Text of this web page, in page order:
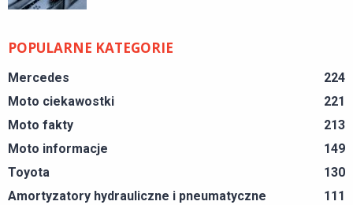
POPULARNE KATEGORIE
Mercedes
224
Moto ciekawostki
221
Moto fakty
213
Moto informacje
149
Toyota
130
Amortyzatory hydrauliczne i pneumatyczne
111